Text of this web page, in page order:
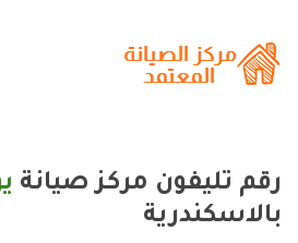
رقم تليفون مركز صيانة
بالاسكندرية